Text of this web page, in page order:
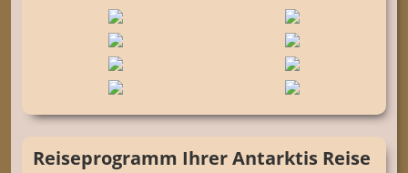
Reiseprogramm Ihrer Antarktis Reise